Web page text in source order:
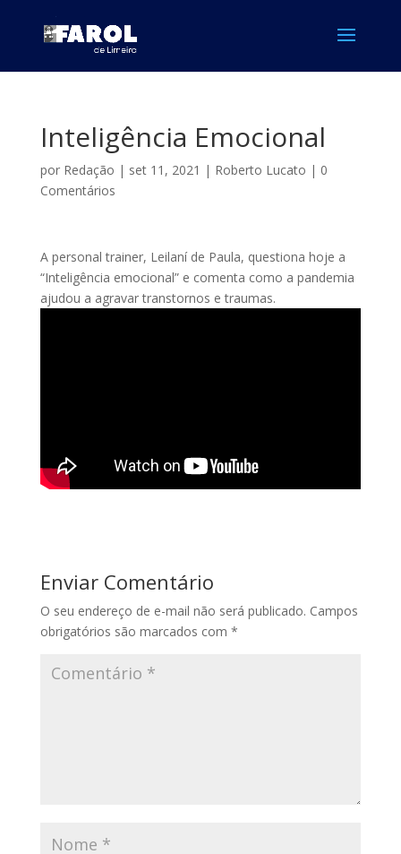
Inteligência Emocional
por Redação | set 11, 2021 | Roberto Lucato | 0
Comentários
A personal trainer, Leilaní de Paula, questiona hoje a
“Inteligência emocional” e comenta como a pandemia
ajudou a agravar transtornos e traumas.
Enviar Comentário
O seu endereço de e-mail não será publicado. Campos
obrigatórios são marcados com *